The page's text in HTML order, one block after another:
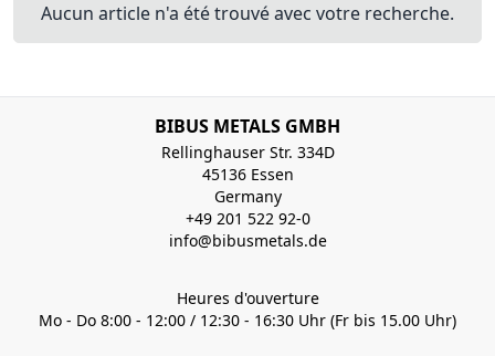
Aucun article n'a été trouvé avec votre recherche.
BIBUS METALS GMBH
Rellinghauser Str. 334D
45136 Essen
Germany
+49 201 522 92-0
info@bibusmetals.de
Heures d'ouverture
Mo - Do 8:00 - 12:00 / 12:30 - 16:30 Uhr (Fr bis 15.00 Uhr)